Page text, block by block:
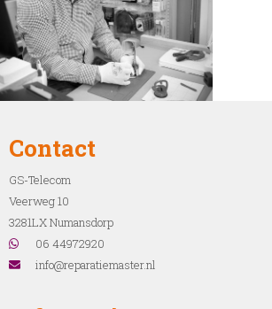
Contact
GS-Telecom
Veerweg 10
3281LX Numansdorp
06 44972920
info@reparatiemaster.nl